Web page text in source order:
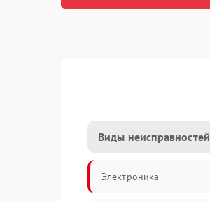
Виды неисправностей
Электроника